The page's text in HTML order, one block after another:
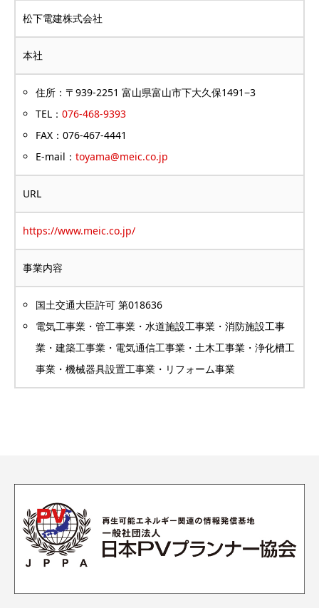
松下電建株式会社
本社
住所：〒939-2251 富山県富山市下大久保1491−3
TEL：076-468-9393
FAX：076-467-4441
E-mail：toyama@meic.co.jp
URL
https://www.meic.co.jp/
事業内容
国土交通大臣許可 第018636
電気工事業・管工事業・水道施設工事業・消防施設工事
業・建築工事業・電気通信工事業・土木工事業・浄化槽工
事業・機械器具設置工事業・リフォーム事業